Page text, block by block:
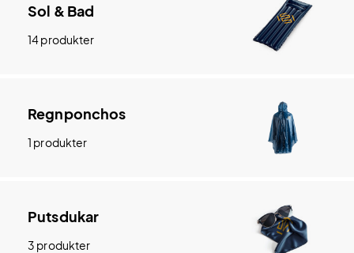
Sol & Bad
14 produkter
Regnponchos
1 produkter
Putsdukar
3 produkter